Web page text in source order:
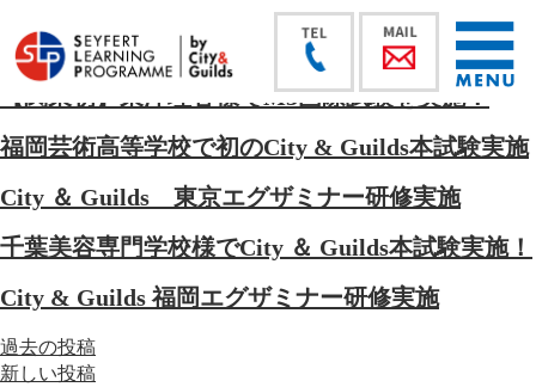
【関東初】東洋理容様でM3国際試験を実施！
福岡芸術高等学校で初のCity & Guilds本試験実施
City ＆ Guilds 東京エグザミナー研修実施
千葉美容専門学校様でCity ＆ Guilds本試験実施！
City & Guilds 福岡エグザミナー研修実施
投
稿
過去の投稿
新しい投稿